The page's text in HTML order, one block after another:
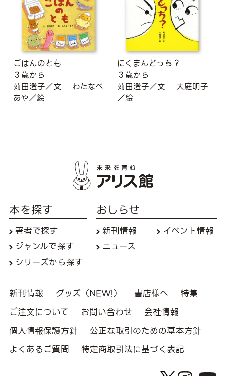
ごはんのとも
３歳から
苅田澄子／文
わたなべ
あや／絵
にくまんどっち？
３歳から
苅田澄子／文
大庭明子
／絵
本を探す
著者で探す
ジャンルで探す
シリーズから探す
おしらせ
新刊情報
イベント情報
ニュース
新刊情報 グッズ（NEW!） 書店様へ
特集
ご注文について
お問い合わせ
会社情報
個人情報保護方針
公正な取引のための基本方針
よくあるご質問
特定商取引法に基づく表記